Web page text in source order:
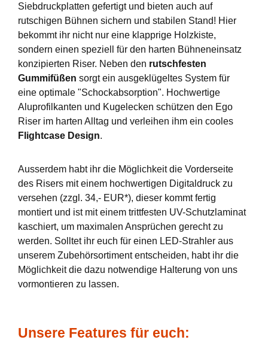
Siebdruckplatten gefertigt und bieten auch auf
rutschigen Bühnen sichern und stabilen Stand! Hier
bekommt ihr nicht nur eine klapprige Holzkiste,
sondern einen speziell für den harten Bühneneinsatz
konzipierten Riser. Neben den rutschfesten
Gummifüßen sorgt ein ausgeklügeltes System für
eine optimale "Schockabsorption". Hochwertige
Aluprofilkanten und Kugelecken schützen den Ego
Riser im harten Alltag und verleihen ihm ein cooles
Flightcase Design.
Ausserdem habt ihr die Möglichkeit die Vorderseite
des Risers mit einem hochwertigen Digitaldruck zu
versehen (zzgl. 34,- EUR*), dieser kommt fertig
montiert und ist mit einem trittfesten UV-Schutzlaminat
kaschiert, um maximalen Ansprüchen gerecht zu
werden. Solltet ihr euch für einen LED-Strahler aus
unserem Zubehörsortiment entscheiden, habt ihr die
Möglichkeit die dazu notwendige Halterung von uns
vormontieren zu lassen.
Unsere Features für euch: